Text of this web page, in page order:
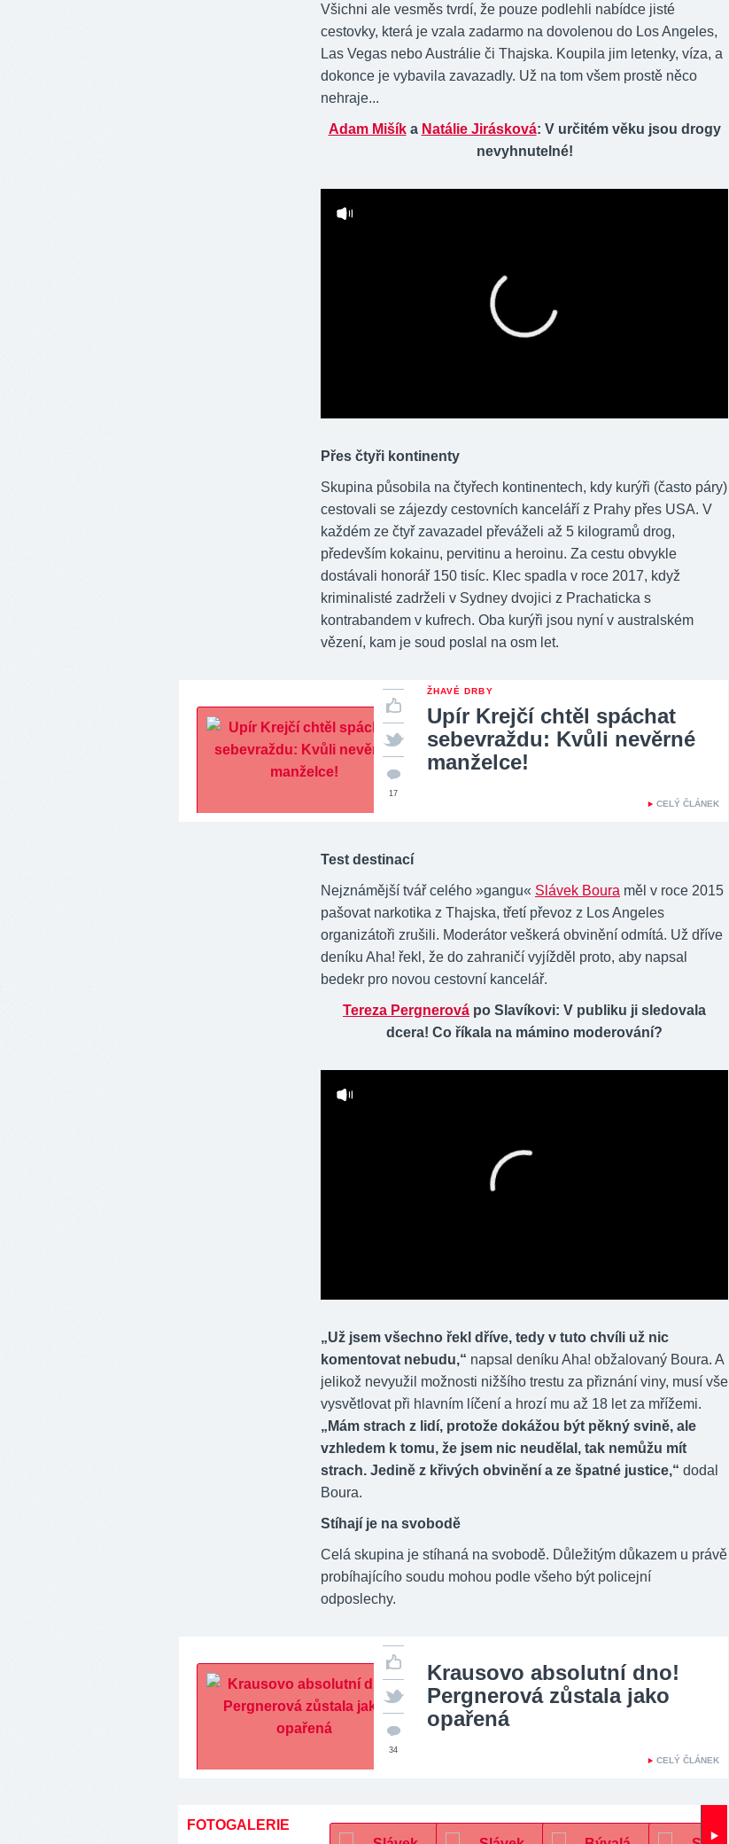
Všichni ale vesměs tvrdí, že pouze podlehli nabídce jisté
cestovky, která je vzala zadarmo na dovolenou do Los Angeles,
Las Vegas nebo Austrálie či Thajska. Koupila jim letenky, víza, a
dokonce je vybavila zavazadly. Už na tom všem prostě něco
nehraje...
Adam Mišíka Natálie Jirásková: V určitém věku jsou drogy
nevyhnutelné!
Přes čtyři kontinenty
Skupina působila na čtyřech kontinentech, kdy kurýři (často páry)
cestovali se zájezdy cestovních kanceláří z Prahy přes USA. V
každém ze čtyř zavazadel převáželi až 5 kilogramů drog,
především kokainu, pervitinu a heroinu. Za cestu obvykle
dostávali honorář 150 tisíc. Klec spadla v roce 2017, když
kriminalisté zadrželi v Sydney dvojici z Prachaticka s
kontrabandem v kufrech. Oba kurýři jsou nyní v australském
vězení, kam je soud poslal na osm let.
ŽHAVÉ DRBY
Upír Krejčí chtěl spáchat
sebevraždu: Kvůli nevěrné
manželce!
CELÝ ČLÁNEK
17
Test destinací
Nejznámější tvář celého »gangu« Slávek Boura měl v roce 2015
pašovat narkotika z Thajska, třetí převoz z Los Angeles
organizátoři zrušili. Moderátor veškerá obvinění odmítá. Už dříve
deníku Aha! řekl, že do zahraničí vyjížděl proto, aby napsal
bedekr pro novou cestovní kancelář.
Tereza Pergnerová po Slavíkovi: V publiku ji sledovala
dcera! Co říkala na mámino moderování?
„Už jsem všechno řekl dříve, tedy v tuto chvíli už nic
komentovat nebudu,“ napsal deníku Aha! obžalovaný Boura. A
jelikož nevyužil možnosti nižšího trestu za přiznání viny, musí vše
vysvětlovat při hlavním líčení a hrozí mu až 18 let za mřížemi.
„Mám strach z lidí, protože dokážou být pěkný svině, ale
vzhledem k tomu, že jsem nic neudělal, tak nemůžu mít
strach. Jedině z křivých obvinění a ze špatné justice,“ dodal
Boura.
Stíhají je na svobodě
Celá skupina je stíhaná na svobodě. Důležitým důkazem u právě
probíhajícího soudu mohou podle všeho být policejní
odposlechy.
Krausovo absolutní dno!
Pergnerová zůstala jako
opařená
CELÝ ČLÁNEK
34
FOTOGALERIE